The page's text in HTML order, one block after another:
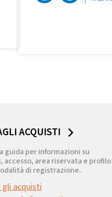
ACQUISTI
guida per informazioni su
accesso, area riservata e profilo
di registrazione..
gli acquisti